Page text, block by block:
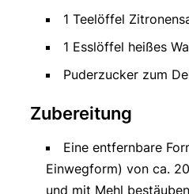
1 Teelöffel
1 Esslöffel heißes
Puderzucker zum
Zubereitung
Eine entfernbare
Einwegform) von ca.
und mit Mehl bestäuben